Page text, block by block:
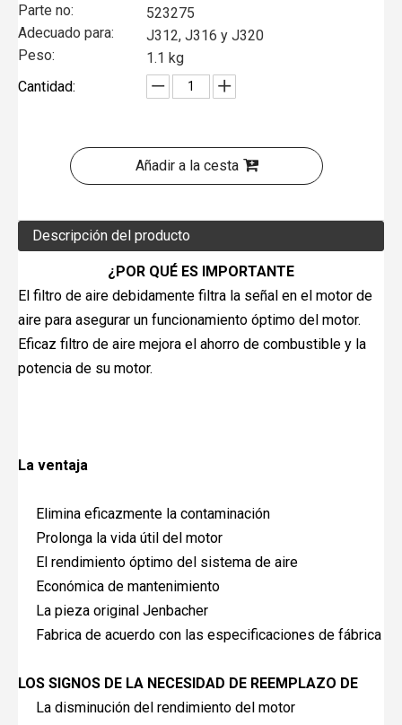
Parte no:
523275
Adecuado para:
J312, J316 y J320
Peso:
1.1 kg
Cantidad:
Añadir a la cesta
Descripción del producto
¿POR QUÉ ES IMPORTANTE
El filtro de aire debidamente filtra la señal en el motor de
aire para asegurar un funcionamiento óptimo del motor.
Eficaz filtro de aire mejora el ahorro de combustible y la
potencia de su motor.
La ventaja
Elimina eficazmente la contaminación
Prolonga la vida útil del motor
El rendimiento óptimo del sistema de aire
Económica de mantenimiento
La pieza original Jenbacher
Fabrica de acuerdo con las especificaciones de fábrica
LOS SIGNOS DE LA NECESIDAD DE REEMPLAZO DE
La disminución del rendimiento del motor